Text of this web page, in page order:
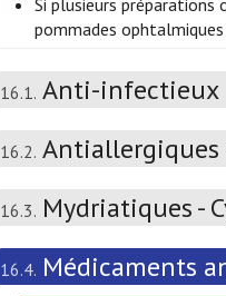
Si plusieurs
pommades
16.1. Anti-infectieux
16.2.
16.3. Mydriatiques -
16.4. Médicaments